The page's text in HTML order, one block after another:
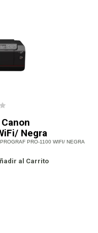
Negra
PRO-1100 WIFI/ NEGRA
al Carrito